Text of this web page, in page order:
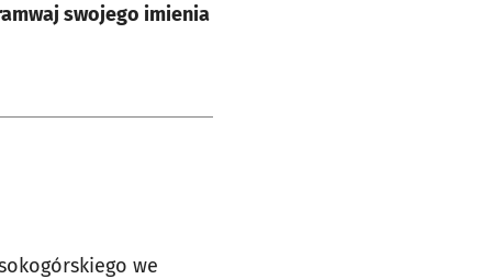
swojego imienia
we